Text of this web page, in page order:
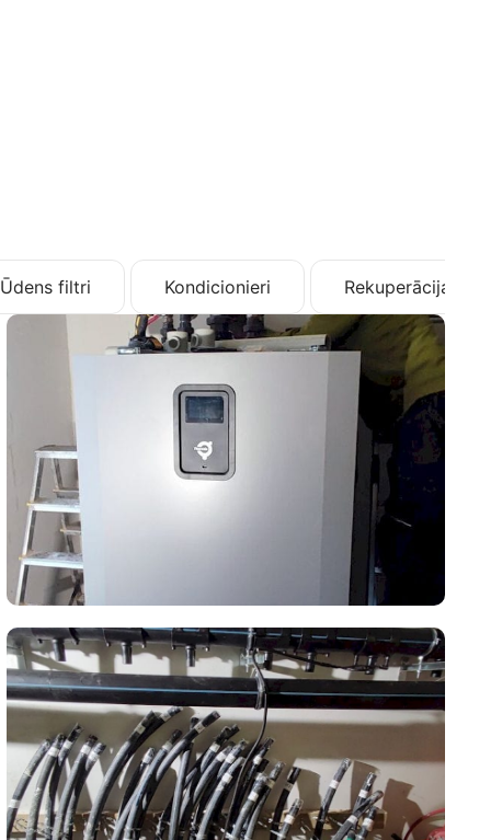
Ūdens filtri Kondicionieri Rekuperācija